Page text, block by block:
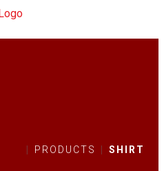
PRODUCTS SHIRT